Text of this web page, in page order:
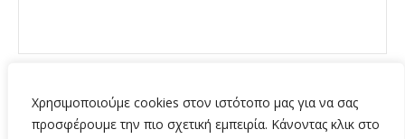
Χρησιμοποιούμε cookies στον ιστότοπο μας για να σας
προσφέρουμε την πιο σχετική εμπειρία. Κάνοντας κλικ στο